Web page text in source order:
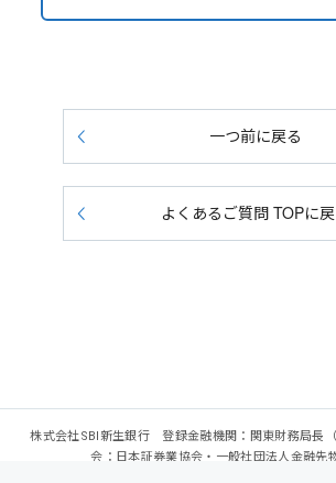
一つ前に戻る
よくあるご質問 TOPに
株式会社SBI新生銀行 登録金融機関：関東財務局長
会：日本証券業協会・一般社団法人金融先